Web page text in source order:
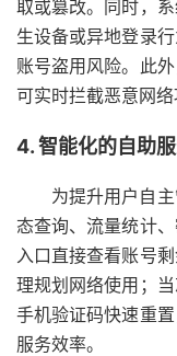
取或篡改。同时，
生设备或异地登录
账号盗用风险。此
可实时拦截恶意网
4. 智能化的自助
为提升用户自
态查询、流量统计
入口直接查看账号
理规划网络使用；
手机验证码快速重
服务效率。